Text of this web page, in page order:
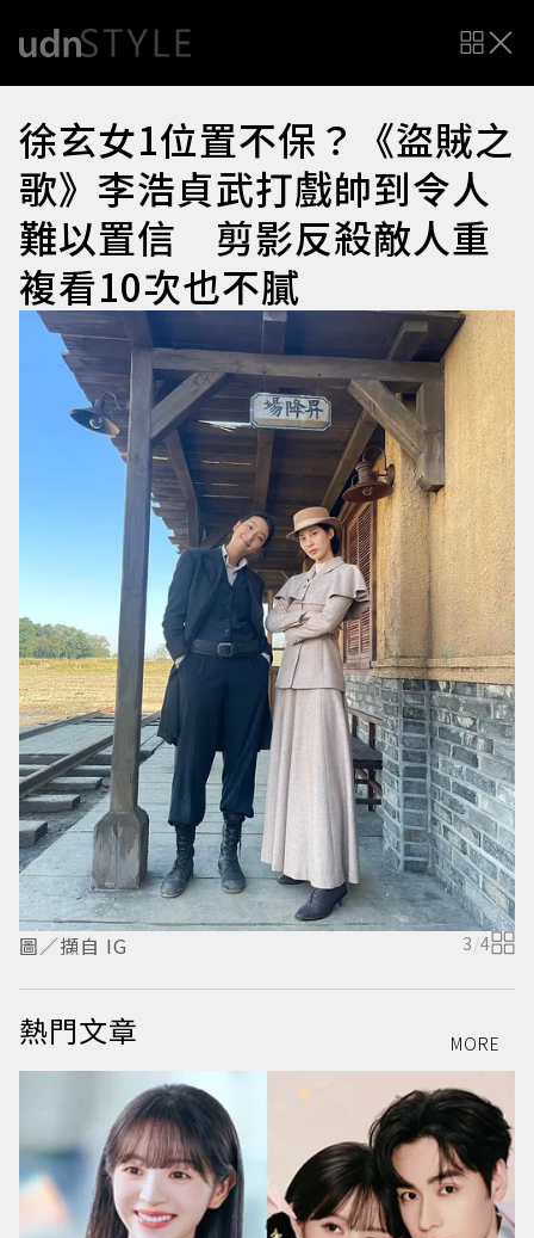
徐玄女1位置不保？《盜賊之
歌》李浩貞武打戲帥到令人
難以置信 剪影反殺敵人重
複看10次也不膩
圖／擷自 IG 3/4
熱門文章 MORE